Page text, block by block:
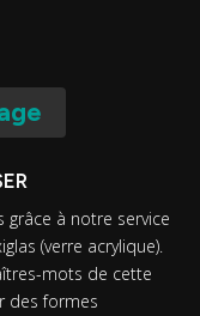
grâce à notre service
(verre acrylique).
mots de cette
des formes